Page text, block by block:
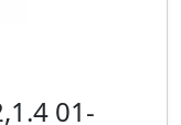
1.2,1.4 01-